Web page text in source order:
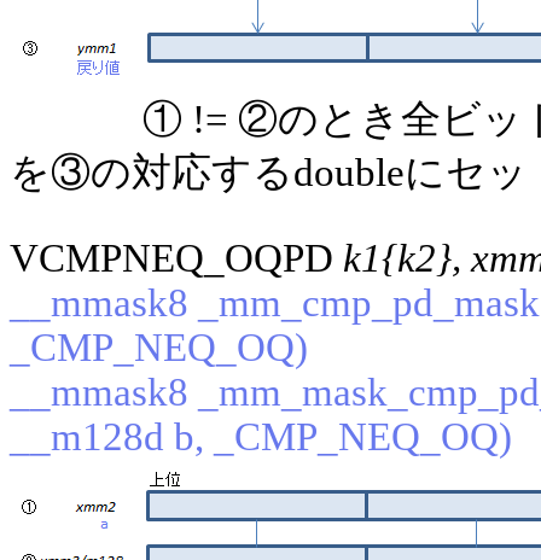
① != ②のとき全ビッ
を③の対応するdoubleにセッ
VCMPNEQ_OQPD k1{k2},
__mmask8
_CMP_NEQ_OQ)
__mmask8
__m128d b, _CMP_NEQ_OQ)